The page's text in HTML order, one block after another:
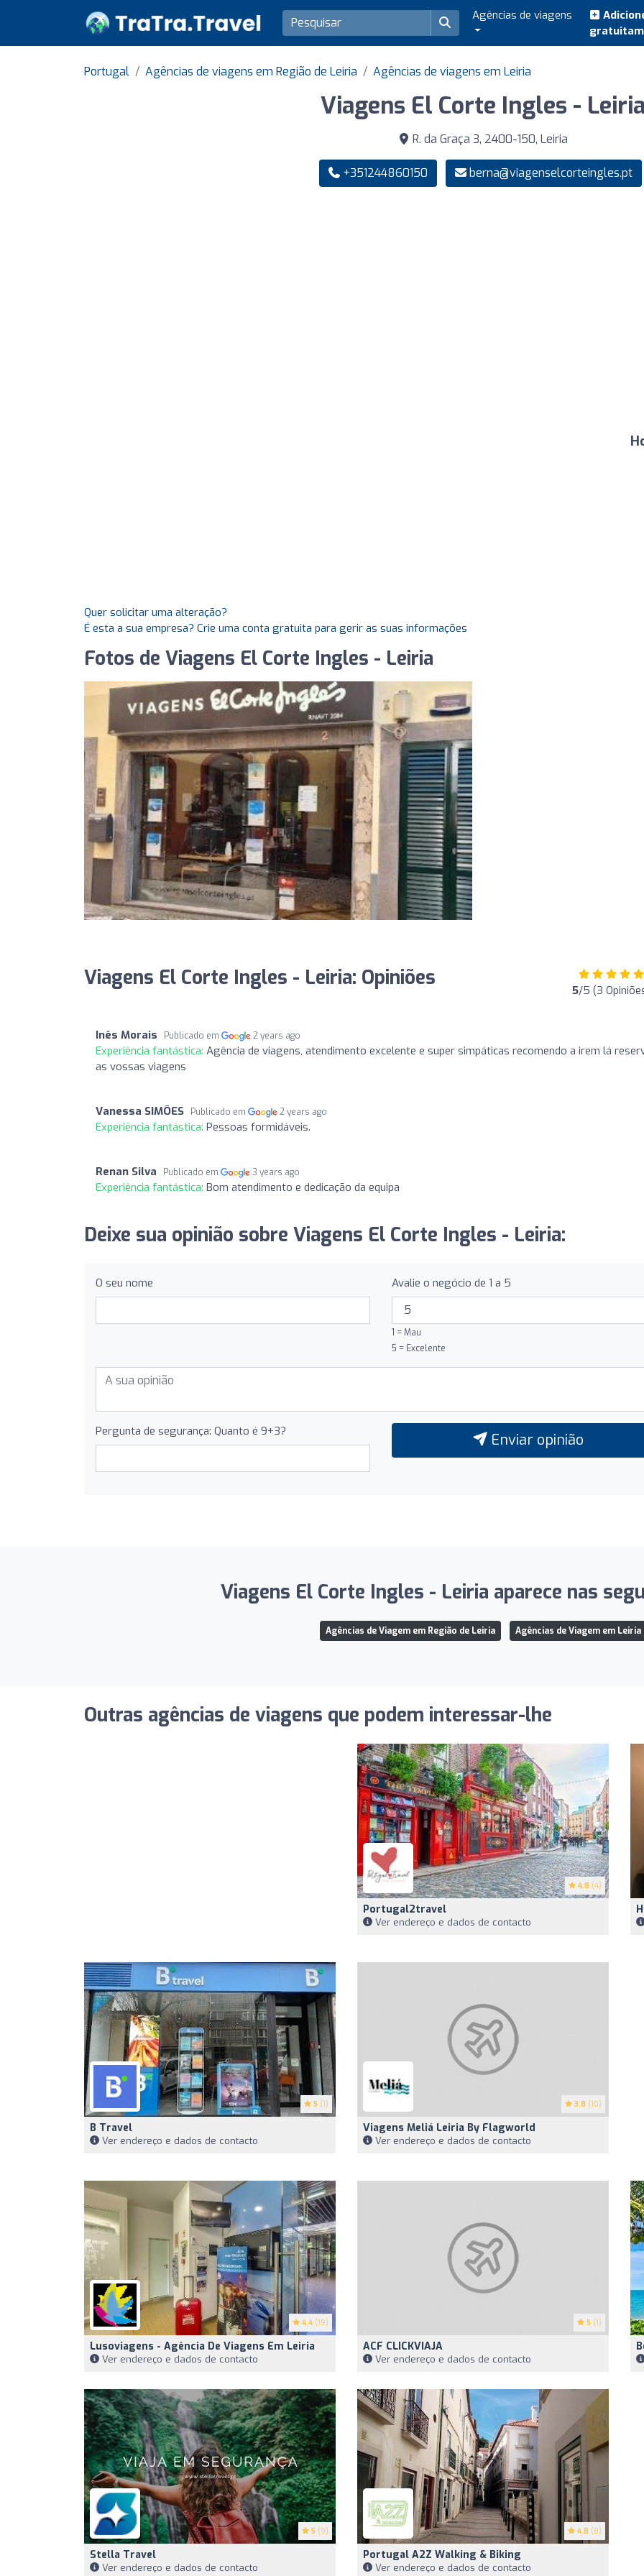
Agências de viagens
Portugal Agências de viagens em Região de Leiria Agências de viagens em Leiria
Viagens El Corte Ingles - Leiria
R. da Graça 3, 2400-150, Leiria
+351244860150 berna@viagenselcorteingles.pt
Quer solicitar uma alteração?
É esta a sua empresa? Crie uma conta gratuita para gerir as suas informações
Fotos de Viagens El Corte Ingles - Leiria
Viagens El Corte Ingles - Leiria: Opiniões 5/5 (3
Inês Morais Publicado em 2 years ago
Experiência fantástica: Agência de viagens, atendimento excelente e super simpáticas recomendo a irem lá
as vossas viagens
Vanessa SIMÕES Publicado em 2 years ago
Experiência fantástica: Pessoas formidáveis.
Renan Silva Publicado em 3 years ago
Experiência fantástica: Bom atendimento e dedicação da equipa
Deixe sua opinião sobre Viagens El Corte Ingles - Leiria:
O seu nome Avalie o negócio de 1 a 5
1 = Mau
5 = Excelente
Pergunta de segurança: Quanto é 9+3? Enviar opinião
Viagens El Corte Ingles - Leiria aparece nas
Agências de Viagem em Região de Leiria Agências de Viagem em Leiria
Outras agências de viagens que podem interessar-lhe
4.8 (4)
Portugal2travel
Ver endereço e dados de contacto
5 (1)
B Travel
Ver endereço e dados de contacto
3.8 (10)
Viagens Meliá Leiria By Flagworld
Ver endereço e dados de contacto
4.4 (19)
Lusoviagens - Agência De Viagens Em Leiria
Ver endereço e dados de contacto
5 (1)
ACF CLICKVIAJA
Ver endereço e dados de contacto
5 (9)
Stella Travel
Ver endereço e dados de contacto
4.8 (8)
Portugal A2Z Walking & Biking
Ver endereço e dados de contacto